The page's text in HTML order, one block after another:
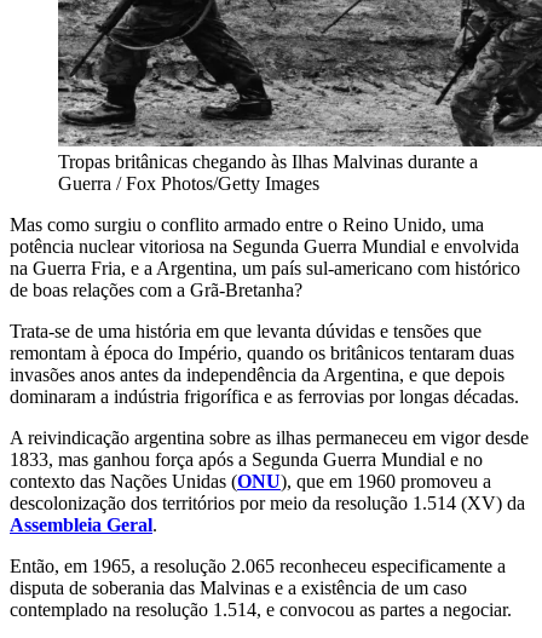
Tropas britânicas chegando às Ilhas Malvinas durante a
Guerra / Fox Photos/Getty Images
Mas como surgiu o conflito armado entre o Reino Unido, uma
potência nuclear vitoriosa na Segunda Guerra Mundial e envolvida
na Guerra Fria, e a Argentina, um país sul-americano com histórico
de boas relações com a Grã-Bretanha?
Trata-se de uma história em que levanta dúvidas e tensões que
remontam à época do Império, quando os britânicos tentaram duas
invasões anos antes da independência da Argentina, e que depois
dominaram a indústria frigorífica e as ferrovias por longas décadas.
A reivindicação argentina sobre as ilhas permaneceu em vigor desde
1833, mas ganhou força após a Segunda Guerra Mundial e no
contexto das Nações Unidas (ONU), que em 1960 promoveu a
descolonização dos territórios por meio da resolução 1.514 (XV) da
Assembleia Geral.
Então, em 1965, a resolução 2.065 reconheceu especificamente a
disputa de soberania das Malvinas e a existência de um caso
contemplado na resolução 1.514, e convocou as partes a negociar.